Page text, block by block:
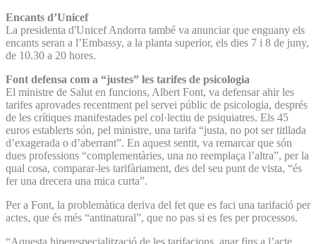
Encants d’Unicef
La presidenta d'Unicef Andorra també va anunciar que enguany els
encants seran a l’Embassy, a la planta superior, els dies 7 i 8 de juny,
de 10.30 a 20 hores.
Font defensa com a “justes” les tarifes de psicologia
El ministre de Salut en funcions, Albert Font, va defensar ahir les
tarifes aprovades recentment pel servei públic de psicologia, després
de les crítiques manifestades pel col·lectiu de psiquiatres. Els 45
euros establerts són, pel ministre, una tarifa “justa, no pot ser titllada
d’exagerada o d’aberrant”. En aquest sentit, va remarcar que són
dues professions “complementàries, una no reemplaça l’altra”, per la
qual cosa, comparar-les tarifàriament, des del seu punt de vista, “és
fer una drecera una mica curta”.
Per a Font, la problemàtica deriva del fet que es faci una tarifació per
actes, que és més “antinatural”, que no pas si es fes per processos.
“Aquesta hiperespecialització de les tarifacions, anar fins a l’acte